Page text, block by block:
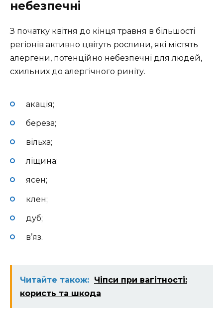
небезпечні
З початку квітня до кінця травня в більшості
регіонів активно цвітуть рослини, які містять
алергени, потенційно небезпечні для людей,
схильних до алергічного риніту.
акація;
береза;
вільха;
ліщина;
ясен;
клен;
дуб;
в’яз.
Читайте також: Чіпси при вагітності:
користь та шкода